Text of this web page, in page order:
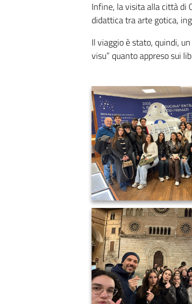
Infine, la visita alla città di
didattica tra arte gotica,
Il viaggio è stato, quindi,
visu” quanto appreso sui